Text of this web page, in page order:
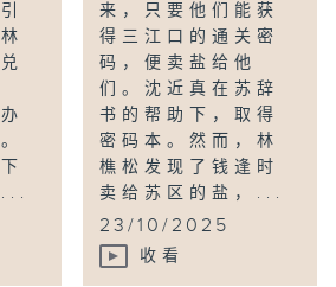
...
来，只要他们能获
得三江口的通关密
码，便卖盐给他
们。沈近真在苏辞
书的帮助下，取得
密码本。然而，林
樵松发现了钱逢时
卖给苏区的盐，...
23/10/2025
收看